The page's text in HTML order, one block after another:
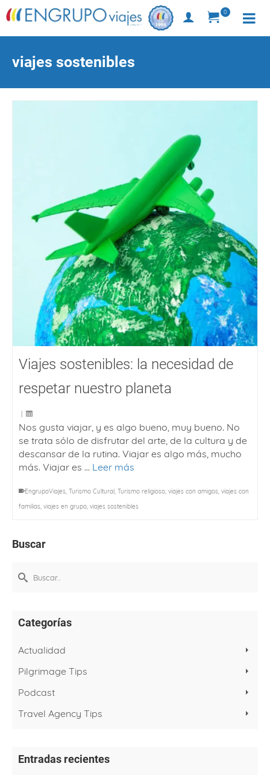
0
viajes sostenibles
Viajes sostenibles: la necesidad de
respetar nuestro planeta
Nos gusta viajar, y es algo bueno, muy bueno. No
se trata sólo de disfrutar del arte, de la cultura y de
descansar de la rutina. Viajar es algo más, mucho
más. Viajar es … Leer más
EngrupoViajes, Turismo Cultural, Turismo religioso, viajes con amigos, viajes con
familias, viajes en grupo, viajes sostenibles
Buscar
por:
Categorías
Actualidad
Pilgrimage Tips
Podcast
Travel Agency Tips
Entradas recientes